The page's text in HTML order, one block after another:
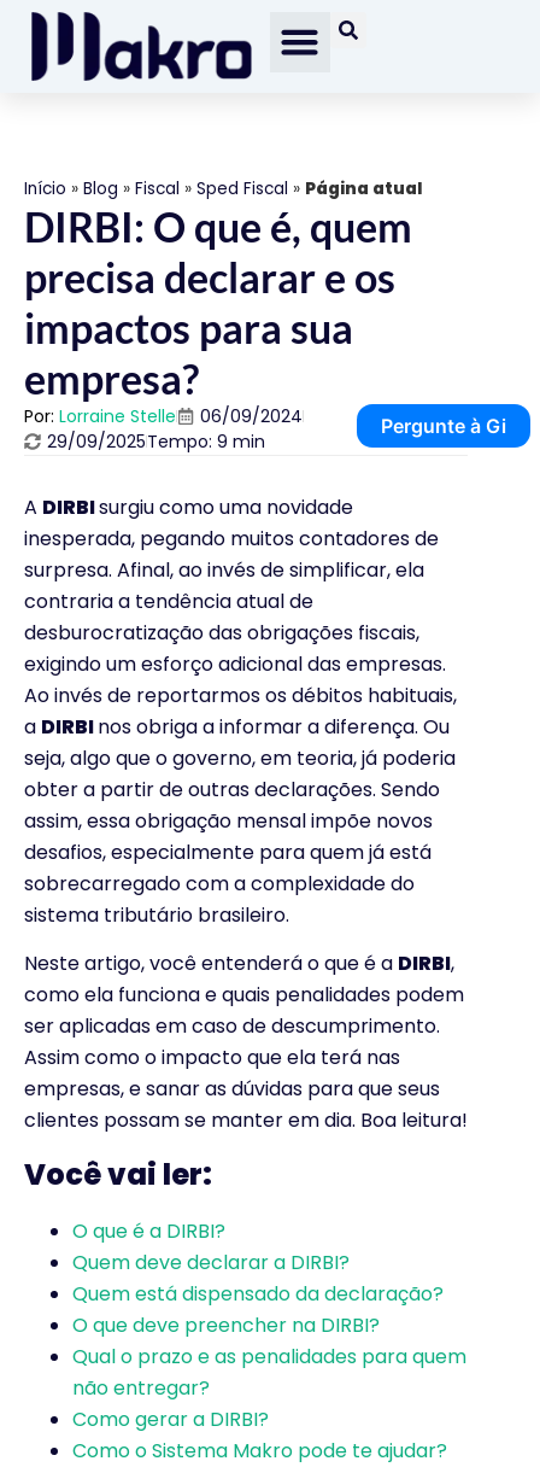
Início » Blog » Fiscal » Sped Fiscal » Página atual
DIRBI: O que é, quem
precisa declarar e os
impactos para sua
empresa?
Por: Lorraine Stelle
06/09/2024
29/09/2025Tempo: 9 min
Pergunte à Gi
A DIRBIsurgiu como uma novidade
inesperada, pegando muitos contadores de
surpresa. Afinal, ao invés de simplificar, ela
contraria a tendência atual de
desburocratização das obrigações fiscais,
exigindo um esforço adicional das empresas.
Ao invés de reportarmos os débitos habituais,
a DIRBInos obriga a informar a diferença. Ou
seja, algo que o governo, em teoria, já poderia
obter a partir de outras declarações. Sendo
assim, essa obrigação mensal impõe novos
desafios, especialmente para quem já está
sobrecarregado com a complexidade do
sistema tributário brasileiro.
Neste artigo, você entenderá o que é a DIRBI,
como ela funciona e quais penalidades podem
ser aplicadas em caso de descumprimento.
Assim como o impacto que ela terá nas
empresas, e sanar as dúvidas para que seus
clientes possam se manter em dia. Boa leitura!
Você vai ler:
O que é a DIRBI?
Quem deve declarar a DIRBI?
Quem está dispensado da declaração?
O que deve preencher na DIRBI?
Qual o prazo e as penalidades para quem
não entregar?
Como gerar a DIRBI?
Como o Sistema Makro pode te ajudar?